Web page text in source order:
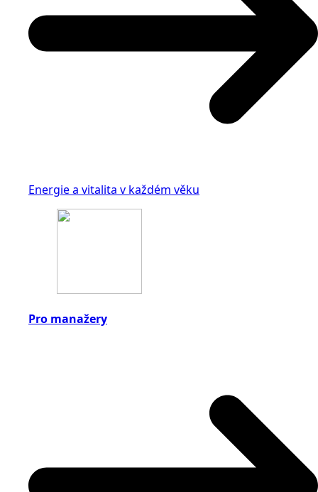
Energie a vitalita v každém věku
Pro manažery